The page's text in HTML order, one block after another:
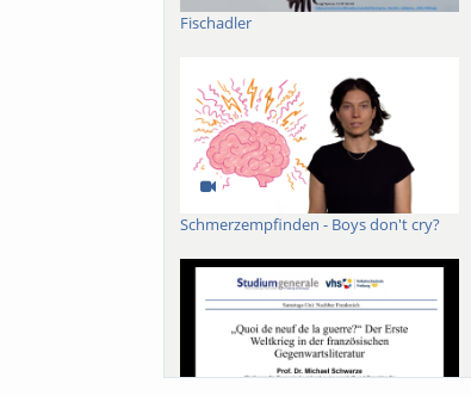
Fischadler
Schmerzempfinden - Boys don't cry?